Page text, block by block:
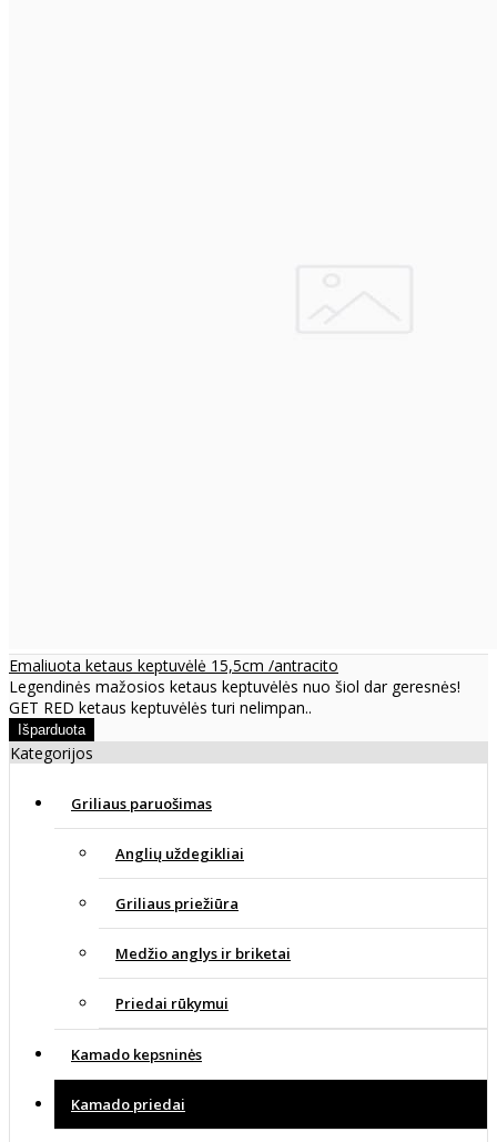
Emaliuota ketaus keptuvėlė 15,5cm /antracito
Legendinės mažosios ketaus keptuvėlės nuo šiol dar geresnės!
GET RED ketaus keptuvėlės turi nelimpan..
Kategorijos
Griliaus paruošimas
Anglių uždegikliai
Griliaus priežiūra
Medžio anglys ir briketai
Priedai rūkymui
Kamado kepsninės
Kamado priedai